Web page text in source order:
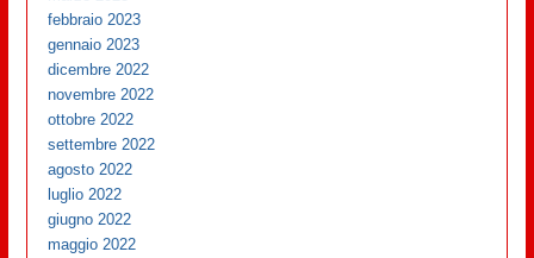
febbraio 2023
gennaio 2023
dicembre 2022
novembre 2022
ottobre 2022
settembre 2022
agosto 2022
luglio 2022
giugno 2022
maggio 2022